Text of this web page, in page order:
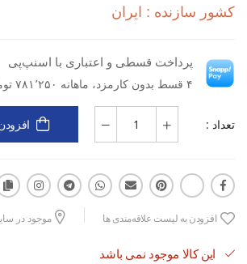
دویدن‌های روزانه داشته باشید.
مناسب برای دویدن، پیاده‌روی و تمرین‌های روزانه
کشور سازنده : ایران
پرداخت قسطی و اعتباری با اسنپ‌پی
۴ قسط بدون کارمزد، ماهانه ۷۸۱٬۲۵۰ تومان
تعداد :
افزودن به لیست علاقه‌مندی ها موجود در
این کالا موجود نمی باشد